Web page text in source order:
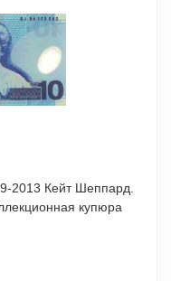
2013 Кейт Шеппард.
коллекционная купюра